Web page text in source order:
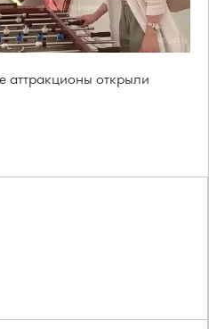
аттракционы открыли